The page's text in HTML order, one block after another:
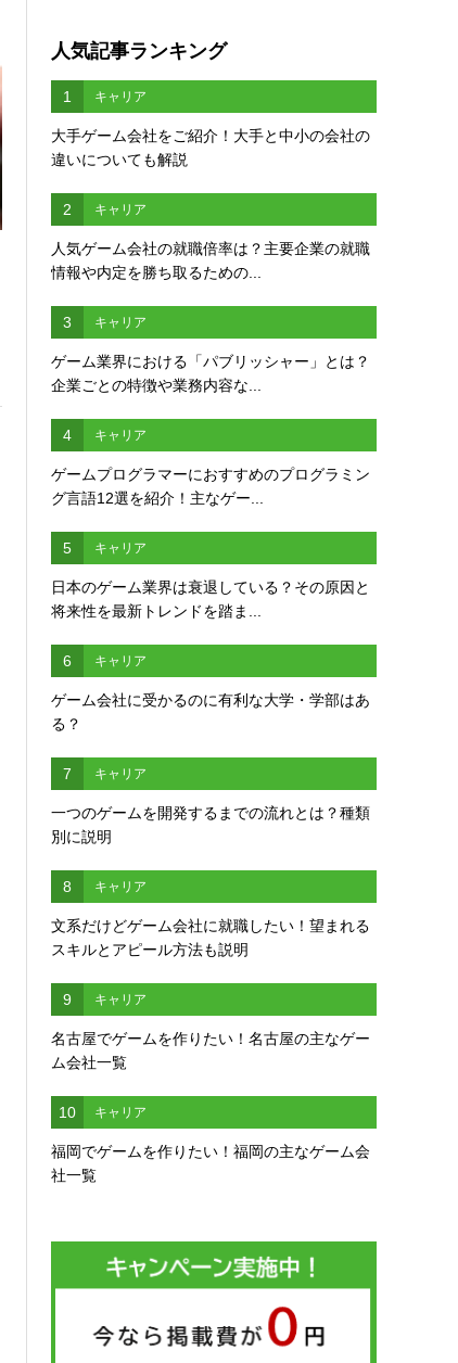
人気記事ランキング
1 キャリア
大手ゲーム会社をご紹介！大手と中小の会社の
違いについても解説
2 キャリア
人気ゲーム会社の就職倍率は？主要企業の就職
情報や内定を勝ち取るための...
3 キャリア
ゲーム業界における「パブリッシャー」とは？
企業ごとの特徴や業務内容な...
4 キャリア
ゲームプログラマーにおすすめのプログラミン
グ言語12選を紹介！主なゲー...
5 キャリア
日本のゲーム業界は衰退している？その原因と
将来性を最新トレンドを踏ま...
6 キャリア
ゲーム会社に受かるのに有利な大学・学部はあ
る？
7 キャリア
一つのゲームを開発するまでの流れとは？種類
別に説明
8 キャリア
文系だけどゲーム会社に就職したい！望まれる
スキルとアピール方法も説明
9 キャリア
名古屋でゲームを作りたい！名古屋の主なゲー
ム会社一覧
10 キャリア
福岡でゲームを作りたい！福岡の主なゲーム会
社一覧